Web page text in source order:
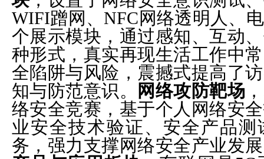
WIFI蹭网、NFC网络透明人、
个展示模块，通过感知、互动
种形式，真实再现生活工作中
全陷阱与风险，震撼式提高了
知与防范意识。
网络攻防靶场
络安全竞赛，基于个人网络安
业安全技术验证、安全产品测
务，强力支撑网络安全产业发